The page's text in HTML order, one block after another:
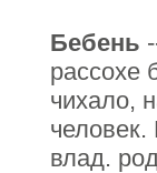
Бебень
рассохе
чихало,
влад.